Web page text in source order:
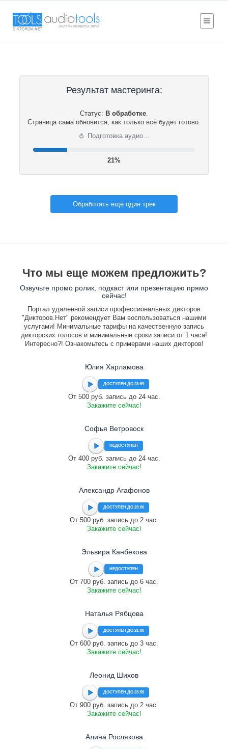
Результат мастеринга:
Статус: В обработке.
Страница сама обновится, как только всё будет готово.
⟳ Подготовка аудио…
22%
Обработать ещё один трек
Что мы еще можем предложить?
Озвучьте промо ролик, подкаст или презентацию прямо
сейчас!
Портал удаленной записи профессиональных дикторов
"Дикторов.Нет" рекомендует Вам воспользоваться нашими
услугами! Минимальные тарифы на качественную запись
дикторских голосов и минимальные сроки записи от 1 часа!
Интересно?! Ознакомьтесь с примерами наших дикторов!
Юлия Харламова
ДОСТУПЕН ДО 23:59
От 500 руб. запись до 24 час.
Закажите сейчас!
Софья Ветровоск
НЕДОСТУПЕН
От 400 руб. запись до 24 час.
Закажите сейчас!
Александр Агафонов
ДОСТУПЕН ДО 23:00
От 500 руб. запись до 2 час.
Закажите сейчас!
Эльвира Канбекова
НЕДОСТУПЕН
От 700 руб. запись до 6 час.
Закажите сейчас!
Наталья Рябцова
ДОСТУПЕН ДО 21:00
От 600 руб. запись до 3 час.
Закажите сейчас!
Леонид Шихов
ДОСТУПЕН ДО 23:59
От 900 руб. запись до 2 час.
Закажите сейчас!
Алина Рослякова